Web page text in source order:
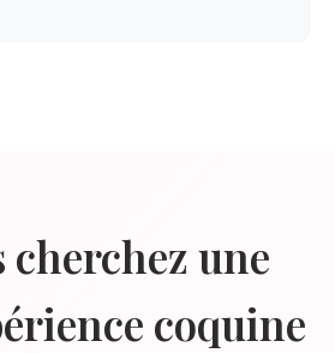
cherchez une
coquine